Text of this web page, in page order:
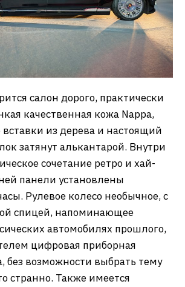
салон дорого, практически
качественная кожа Nappa,
из дерева и настоящий
затянут алькантарой. Внутри
сочетание ретро и хай-
панели установлены
Рулевое колесо необычное, с
спицей, напоминающее
автомобилях прошлого,
цифровая приборная
без возможности выбрать тему
странно. Также имеется